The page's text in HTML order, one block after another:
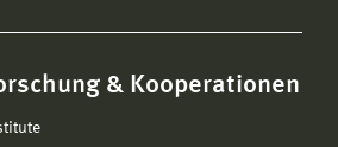
& Kooperationen